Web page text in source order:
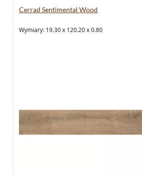
Cerrad Sentimental Wood
Wymiary: 19.30 x 120.20 x 0.80